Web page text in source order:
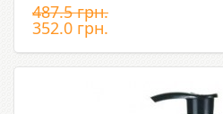
487.5 грн.
352.0 грн.